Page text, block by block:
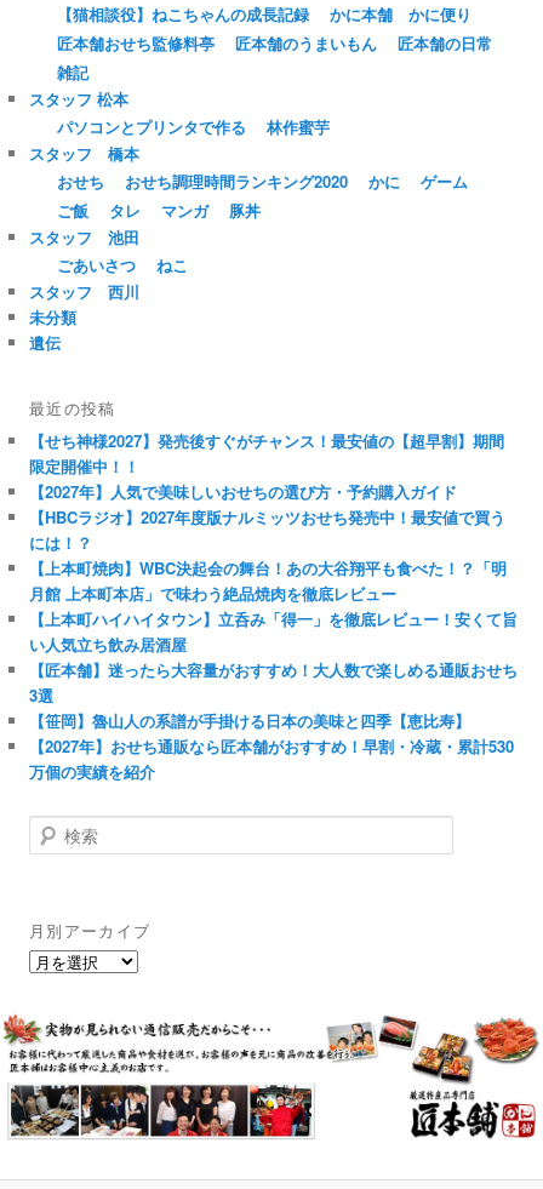
【猫相談役】ねこちゃんの成長記録
かに本舗 かに便り
匠本舗おせち監修料亭
匠本舗のうまいもん
匠本舗の日常
雑記
スタッフ 松本
パソコンとプリンタで作る
林作蜜芋
スタッフ 橋本
おせち
おせち調理時間ランキング2020 かに
ゲーム
ご飯
タレ マンガ
豚丼
スタッフ 池田
ごあいさつ
ねこ
スタッフ 西川
未分類
遺伝
最近の投稿
【せち神様2027】発売後すぐがチャンス！最安値の【超早割】期間
限定開催中！！
【2027年】人気で美味しいおせちの選び方・予約購入ガイド
【HBCラジオ】2027年度版ナルミッツおせち発売中！最安値で買う
には！？
【上本町焼肉】WBC決起会の舞台！あの大谷翔平も食べた！？「明
月館 上本町本店」で味わう絶品焼肉を徹底レビュー
【上本町ハイハイタウン】立呑み「得一」を徹底レビュー！安くて旨
い人気立ち飲み居酒屋
【匠本舗】迷ったら大容量がおすすめ！大人数で楽しめる通販おせち
3選
【笹岡】魯山人の系譜が手掛ける日本の美味と四季【恵比寿】
【2027年】おせち通販なら匠本舗がおすすめ！早割・冷蔵・累計530
万個の実績を紹介
検
索
月別アーカイブ
月
ー
カ
イ
ブ